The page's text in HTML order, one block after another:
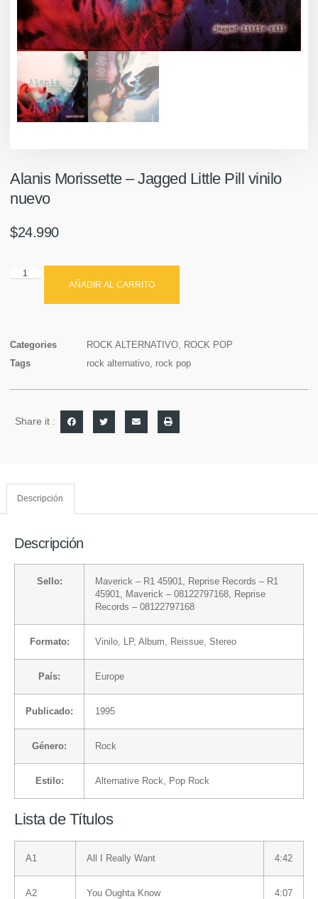
Alanis Morissette ‎– Jagged Little Pill vinilo
nuevo
$24.990
AÑADIR AL CARRITO
Categories ROCK ALTERNATIVO, ROCK POP
Tags
rock alternativo, rock pop
Share it :
Descripción
Descripción
Sello: Maverick – R1 45901, Reprise Records – R1
45901,
Maverick – 08122797168,
Reprise
Records – 08122797168
Formato: Vinilo , LP, Album, Reissue, Stereo
País: Europe
Publicado: 1995
Género: Rock
Estilo: Alternative Rock Pop Rock
Lista de Títulos
A1 All I Really Want 4:42
A2 You Oughta Know 4:07